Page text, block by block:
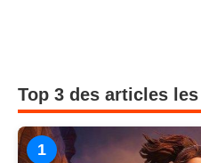
Top 3 des articles
1